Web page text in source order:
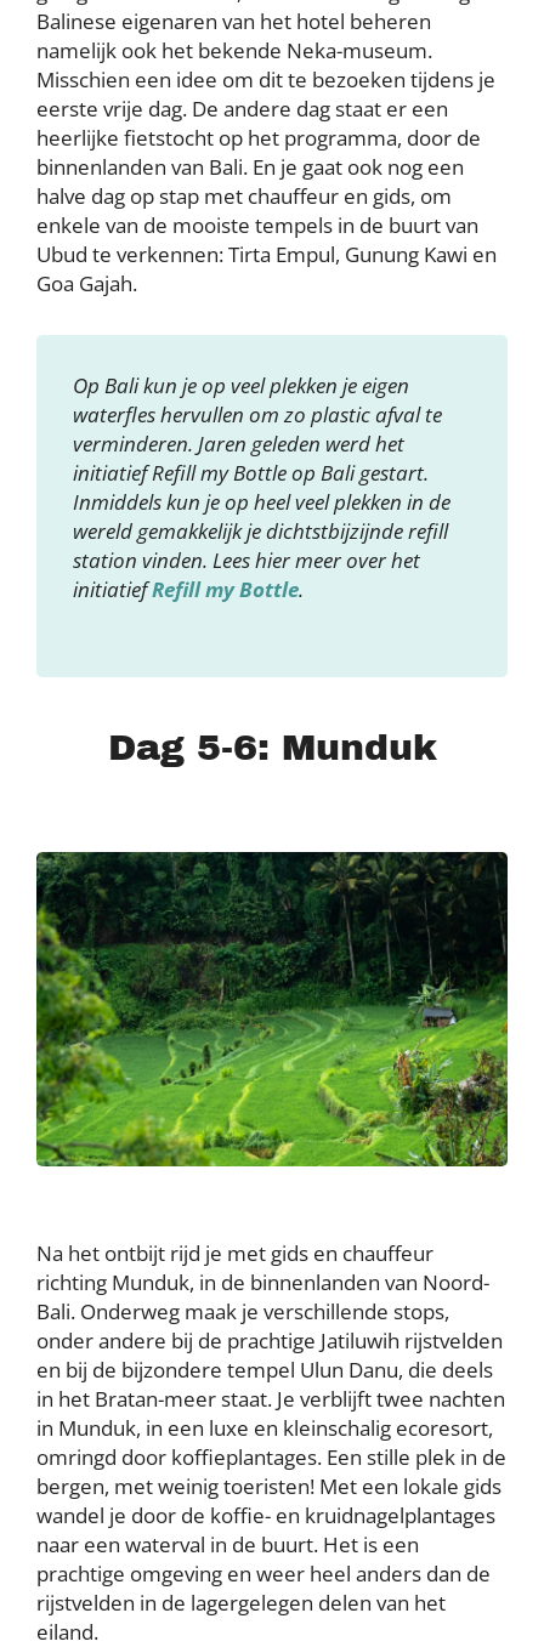
Balinese eigenaren van het hotel beheren
namelijk ook het bekende Neka-museum.
Misschien een idee om dit te bezoeken tijdens je
eerste vrije dag. De andere dag staat er een
heerlijke fietstocht op het programma, door de
binnenlanden van Bali. En je gaat ook nog een
halve dag op stap met chauffeur en gids, om
enkele van de mooiste tempels in de buurt van
Ubud te verkennen: Tirta Empul, Gunung Kawi en
Goa Gajah.
Op Bali kun je op veel plekken je eigen
waterfles hervullen om zo plastic afval te
verminderen. Jaren geleden werd het
initiatief Refill my Bottle op Bali gestart.
Inmiddels kun je op heel veel plekken in de
wereld gemakkelijk je dichtstbijzijnde refill
station vinden. Lees hier meer over het
initiatiefRefill my Bottle.
Dag 5-6: Munduk
Na het ontbijt rijd je met gids en chauffeur
richting Munduk, in de binnenlanden van Noord-
Bali. Onderweg maak je verschillende stops,
onder andere bij de prachtige Jatiluwih rijstvelden
en bij de bijzondere tempel Ulun Danu, die deels
in het Bratan-meer staat. Je verblijft twee nachten
in Munduk, in een luxe en kleinschalig ecoresort,
omringd door koffieplantages. Een stille plek in de
bergen, met weinig toeristen! Met een lokale gids
wandel je door de koffie- en kruidnagelplantages
naar een waterval in de buurt. Het is een
prachtige omgeving en weer heel anders dan de
rijstvelden in de lagergelegen delen van het
eiland.